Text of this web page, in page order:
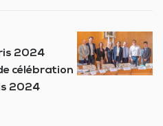
2024
célébration
2024